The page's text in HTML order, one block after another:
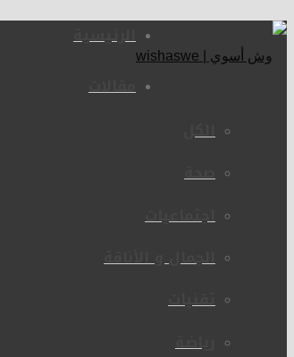
الرئيسية
مقالات
الكل
صحة
اجتماعيات
الجمال و الأناقة
تقنيات
رياضة